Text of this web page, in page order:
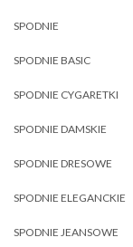
SPODNIE
SPODNIE BASIC
SPODNIE CYGARETKI
SPODNIE DAMSKIE
SPODNIE DRESOWE
SPODNIE ELEGANCKIE
SPODNIE JEANSOWE